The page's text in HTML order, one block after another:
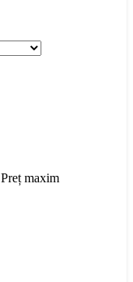
Preț maxim